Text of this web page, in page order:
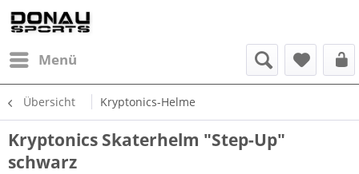
Menü
Übersicht Kryptonics-Helme
Kryptonics Skaterhelm "Step-Up"
schwarz